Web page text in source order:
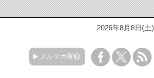
2026年8月8日(土)
メルマガ登録